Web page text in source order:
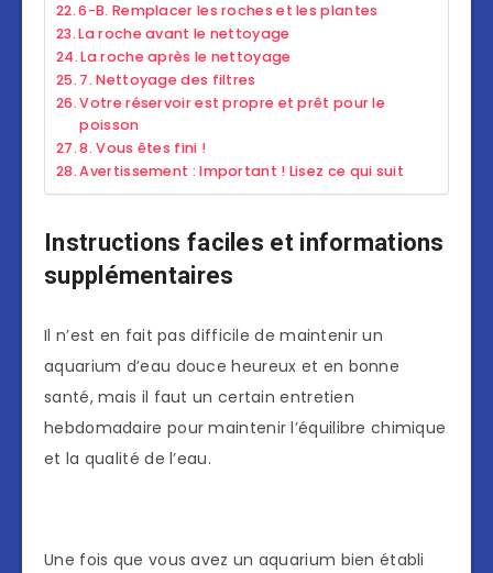
6-B. Remplacer les roches et les plantes
La roche avant le nettoyage
La roche après le nettoyage
7. Nettoyage des filtres
Votre réservoir est propre et prêt pour le
poisson
8. Vous êtes fini !
Avertissement : Important ! Lisez ce qui suit
Instructions faciles et informations
supplémentaires
Il n’est en fait pas difficile de maintenir un
aquarium d’eau douce heureux et en bonne
santé, mais il faut un certain entretien
hebdomadaire pour maintenir l’équilibre chimique
et la qualité de l’eau.
Une fois que vous avez un aquarium bien établi